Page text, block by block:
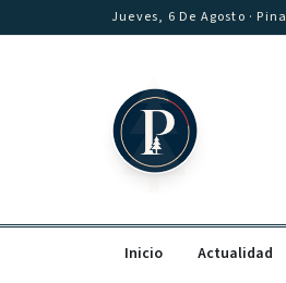
Saltar al contenidoJueves, 6 De Agosto ·
Inicio Actualidad